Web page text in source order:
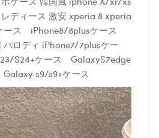
ディース 激安 xperia 8 xperia
ース iPhone8/8plusケース
ロディ iPhone7/7plusケー
S24+ケース GalaxyS7edge
s9/s9+ケース